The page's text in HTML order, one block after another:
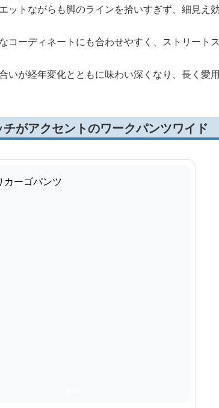
ットながらも脚のラインを拾いすぎず、細見え
コーディネートにも合わせやすく、ストリー
いが経年変化とともに味わい深くなり、長く愛用
がアクセントのワークパンツワイド